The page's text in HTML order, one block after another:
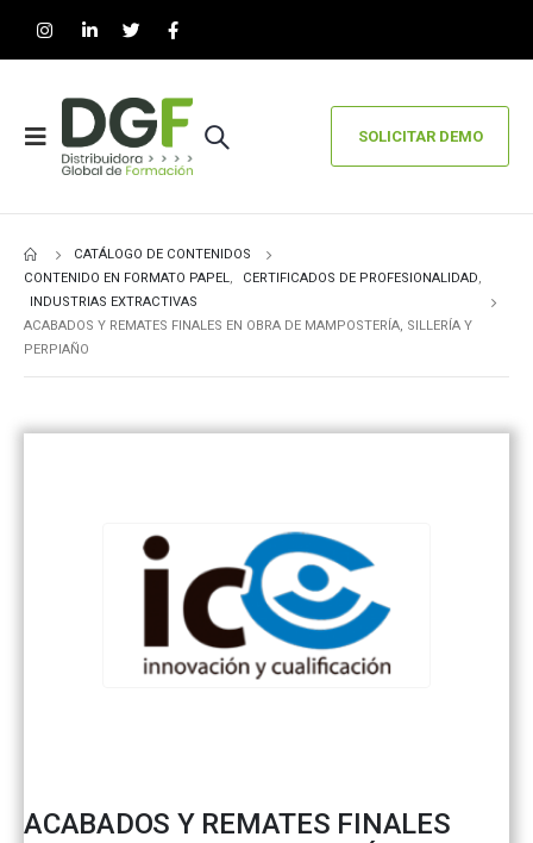
SOLICITAR DEMO
CATÁLOGO DE CONTENIDOS
CONTENIDO EN FORMATO PAPEL, CERTIFICADOS DE PROFESIONALIDAD,
INDUSTRIAS EXTRACTIVAS
ACABADOS Y REMATES FINALES EN OBRA DE MAMPOSTERÍA, SILLERÍA Y
PERPIAÑO
ACABADOS Y REMATES FINALES